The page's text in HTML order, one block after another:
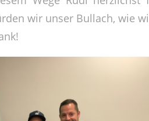
wir unser Bullach, wie